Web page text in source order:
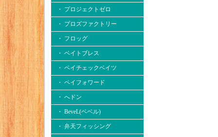
・ プロジェクトゼロ
・ プロズファクトリー
・ フロッグ
・ ベイトブレス
・ ペイチェックベイツ
・ ペイフォワード
・ へドン
・ BeveL(ベベル)
・ 弁天フィッシング